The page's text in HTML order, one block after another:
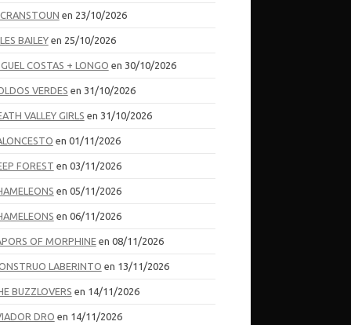
en 23/10/2026
BAILEYen 25/10/2026
COSTAS + LONGO en 30/10/2026
VERDES en 31/10/2026
VALLEY GIRLS en 31/10/2026
en 01/11/2026
FOREST en 03/11/2026
en 05/11/2026
en 06/11/2026
OF MORPHINEen 08/11/2026
LABERINTO en 13/11/2026
BUZZLOVERS en 14/11/2026
DRO en 14/11/2026